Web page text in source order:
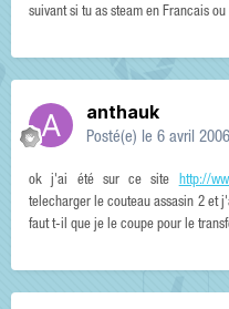
suivant si tu as steam en Francais ou
anthauk
Posté(e) le 6 avril 2006
ok j'ai été sur ce site http://
telecharger le couteau assasin 2 et
faut t-il que je le coupe pour le